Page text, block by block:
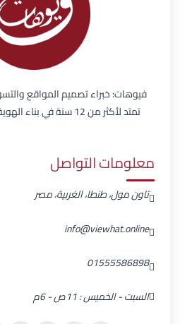
فيوهات: خبراء تصميم المواقع
تمتد لأكثر من 12 سنة في بناء الهوية الرقمية للشركات.
معلومات التواصل
تاون مول، طنطا، الغربية، مصر
info@viewhat.online
01555586898
السبت - الخميس : 11ص - 6م